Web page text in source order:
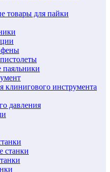
товары для пайки
фены
паяльники
клинигового инструмента
давления
станки